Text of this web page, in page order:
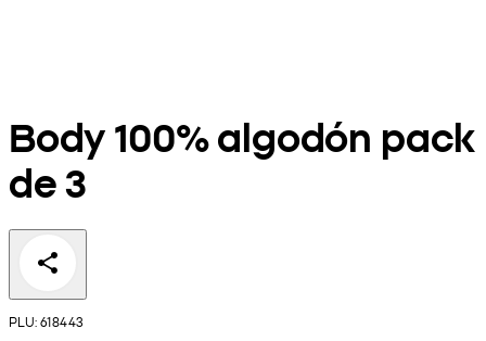
Body 100% algodón pack
de 3
PLU: 618443